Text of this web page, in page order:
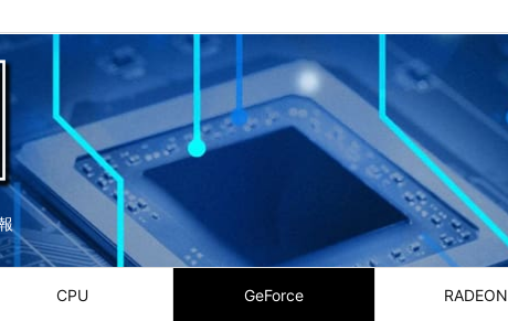
CPU GeForce RADEON